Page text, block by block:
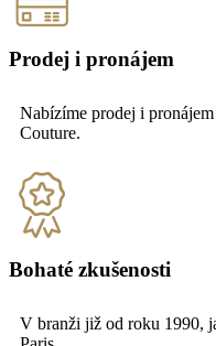
Prodej i pronájem
Nabízíme prodej i
Couture.
Bohaté zkušenosti
V branži již od roku 1990,